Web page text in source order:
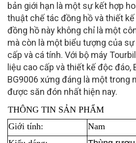
bản giới hạn là một sự kết hợp
thuật chế tác đồng hồ và thiết
đồng hồ này không chỉ là một
mà còn là một biểu tượng của
cấp và cá tính. Với bộ máy
liệu cao cấp và thiết kế độc đáo,
BG9006 xứng đáng là một trong
được săn đón nhất hiện nay.
THÔNG TIN SẢN PHẨM
Giới tính:
Nam